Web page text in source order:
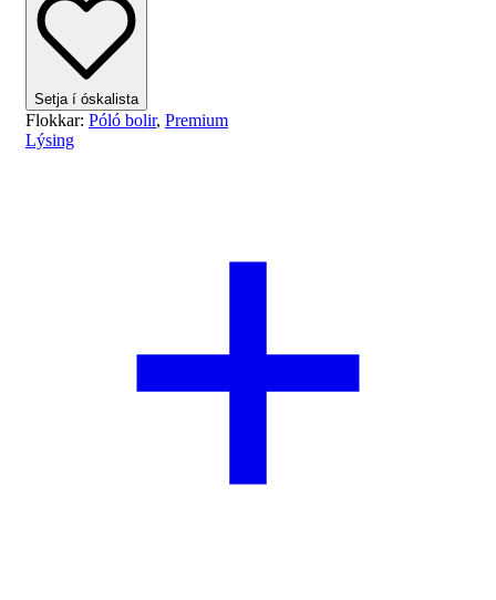
Setja í óskalista
Flokkar: Póló bolir, Premium
Lýsing